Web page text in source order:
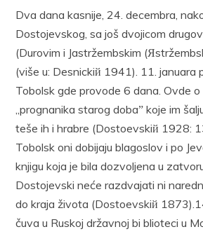
Dva dana kasnije, 24. decembra,
Dostojevskog, sa još dvojicom
(Durovim i Jastržembskim
(više u: Desnickiй 1941). 11. januara
Tobolsk gde provode 6 dana. Ovde o
„prognanika starog dobaˮ koje im
teše ih i hrabre (Dostoevskiй 1928:
Tobolsk oni dobijaju blagoslov i po
knjigu koja je bila dozvoljena u
Dostojevski neće razdvajati ni
do kraja života (Dostoevskiй
čuva u Ruskoj državnoj bi blioteci u